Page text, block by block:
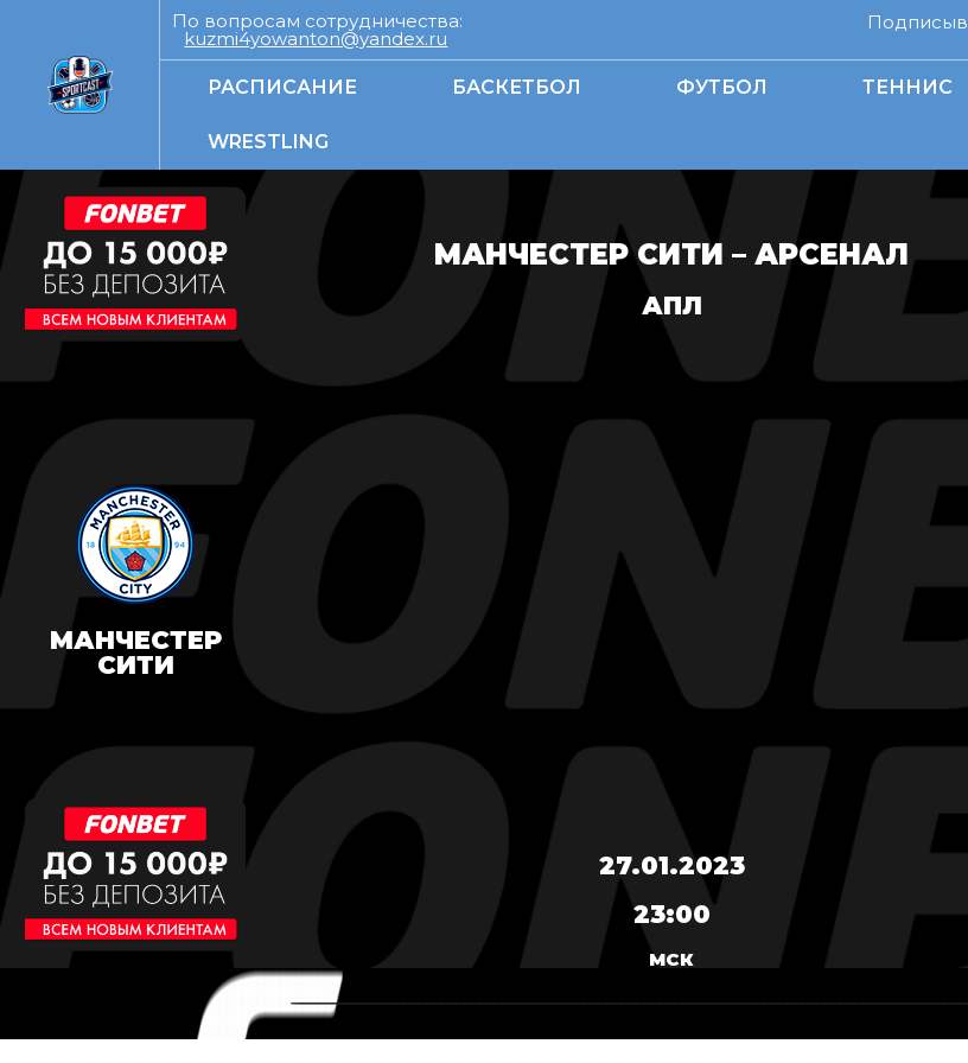
По вопросам сотрудничества:
kuzmi4yowanton@yandex.ru
РАСПИСАНИЕ БАСКЕТБОЛ ФУТБОЛ ТЕННИС
WRESTLING
МАНЧЕСТЕР
СИТИ
МАНЧЕСТЕР СИТИ – АРСЕНАЛ
АПЛ
27.01.2023
23:00
МСК